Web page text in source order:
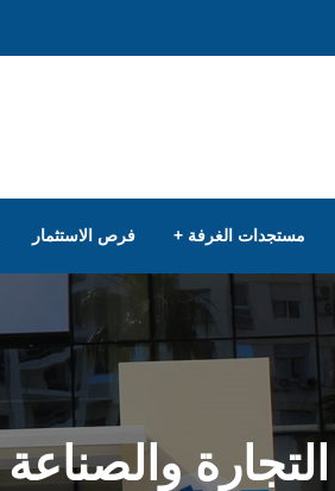
مستجدات الغرفة فرص الاستثمار